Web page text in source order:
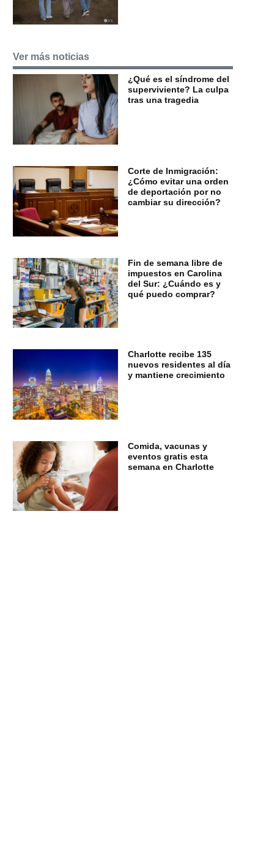
Ver más noticias
¿Qué es el síndrome del
superviviente? La culpa
tras una tragedia
Corte de Inmigración:
¿Cómo evitar una orden
de deportación por no
cambiar su dirección?
Fin de semana libre de
impuestos en Carolina
del Sur: ¿Cuándo es y
qué puedo comprar?
Charlotte recibe 135
nuevos residentes al día
y mantiene crecimiento
Comida, vacunas y
eventos gratis esta
semana en Charlotte